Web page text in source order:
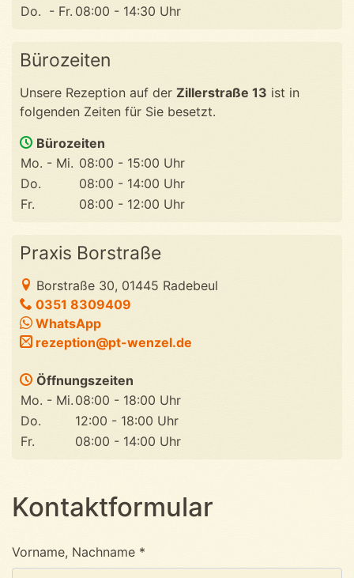
Do. - Fr. 08:00 - 14:30 Uhr
Bürozeiten
Unsere Rezeption auf der Zillerstraße 13 ist in
folgenden Zeiten für Sie besetzt.
Bürozeiten
Mo. - Mi. 08:00 - 15:00 Uhr
Do.
08:00 - 14:00 Uhr
Fr.
08:00 - 12:00 Uhr
Praxis Borstraße
Borstraße 30, 01445 Radebeul
0351 8309409
WhatsApp
ed.leznew-tp@noitpezer
Öffnungszeiten
Mo. - Mi. 08:00 - 18:00 Uhr
Do.
12:00 - 18:00 Uhr
Fr.
08:00 - 14:00 Uhr
Kontaktformular
Vorname, Nachname *